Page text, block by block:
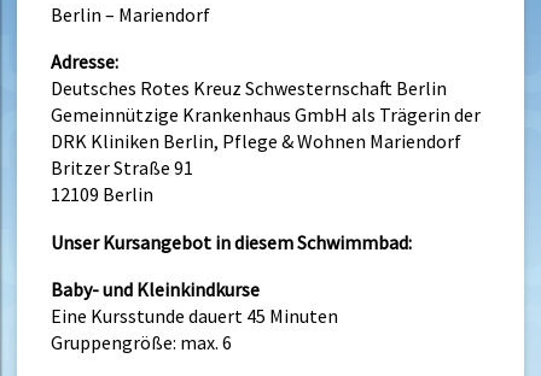
Berlin – Mariendorf
Adresse:
Deutsches Rotes Kreuz Schwesternschaft Berlin
Gemeinnützige Krankenhaus GmbH als Trägerin der
DRK Kliniken Berlin, Pflege & Wohnen Mariendorf
Britzer Straße 91
12109 Berlin
Unser Kursangebot in diesem Schwimmbad:
Baby- und Kleinkindkurse
Eine Kursstunde dauert 45 Minuten
Gruppengröße: max. 6